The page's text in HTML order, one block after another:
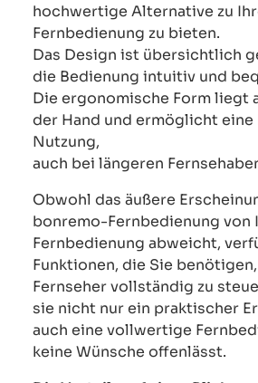
hochwertige Alternative zu
Fernbedienung zu bieten.
Das Design ist übersichtlich
die Bedienung intuitiv und
Die ergonomische Form liegt
der Hand und ermöglicht
Nutzung,
auch bei längeren
Obwohl das äußere
bonremo-Fernbedienung von
Fernbedienung abweicht,
Funktionen, die Sie
Fernseher vollständig zu
sie nicht nur ein praktischer
auch eine vollwertige
keine Wünsche offenlässt.